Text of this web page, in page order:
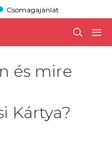
Csomagajánlat
és mire
Kártya?